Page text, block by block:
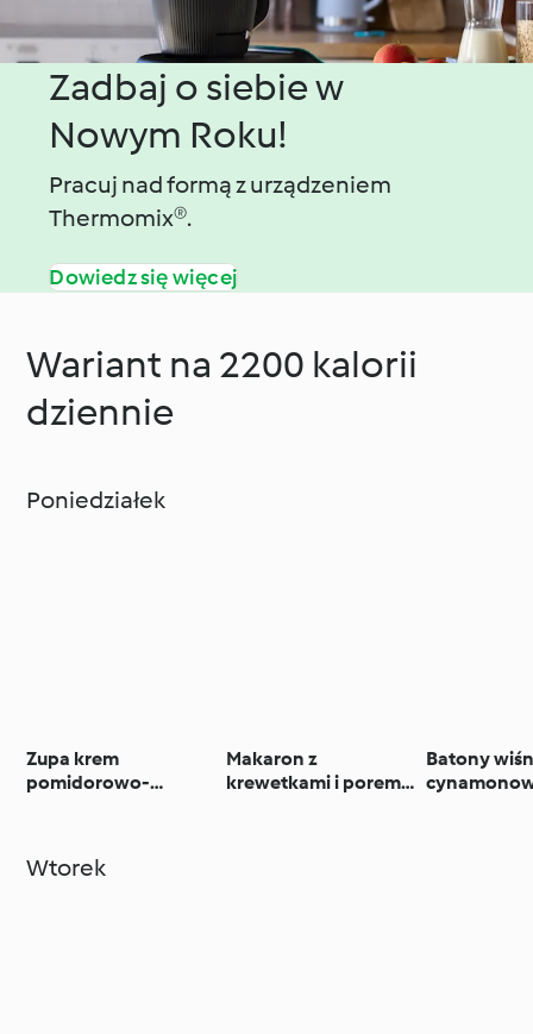
Zadbaj o siebie w
Nowym Roku!
Pracuj nad formą z urządzeniem
Thermomix®.
Dowiedz się więcej
Wariant na 2200 kalorii
dziennie
Poniedziałek
Zupa krem
pomidorowo-
Makaron z
krewetkami i porem
Batony
Wtorek